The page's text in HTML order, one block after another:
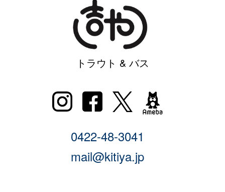
トラウト & バス
0422-48-3041
mail@kitiya.jp